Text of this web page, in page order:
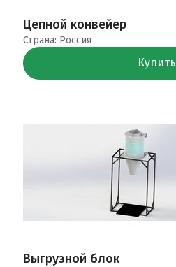
Цепной конвейер
Страна: Россия
Купить
Выгрузной блок